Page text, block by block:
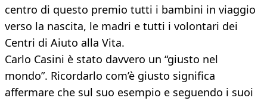
centro di questo premio tutti i bambini in viaggio
verso la nascita, le madri e tutti i volontari dei
Centri di Aiuto alla Vita.
Carlo Casini è stato davvero un “giusto nel
mondo”. Ricordarlo com’è giusto significa
affermare che sul suo esempio e seguendo i suoi